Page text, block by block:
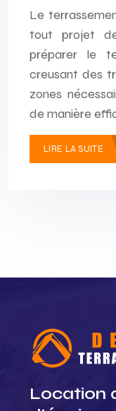
Le
tout projet
préparer le
creusant des
zones
de manière
LIRE LA SUITE
Location